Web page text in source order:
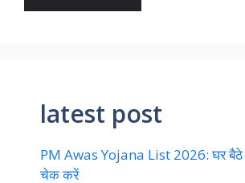
latest post
PM Awas Yojana List 2026: घर बैठे
चेक करें